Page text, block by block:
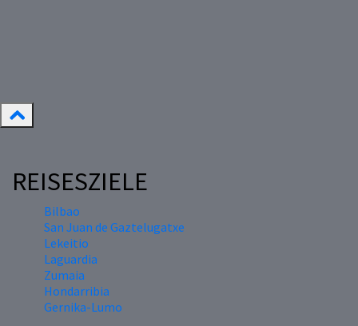
REISESZIELE
Bilbao
San Juan de Gaztelugatxe
Lekeitio
Laguardia
Zumaia
Hondarribia
Gernika-Lumo